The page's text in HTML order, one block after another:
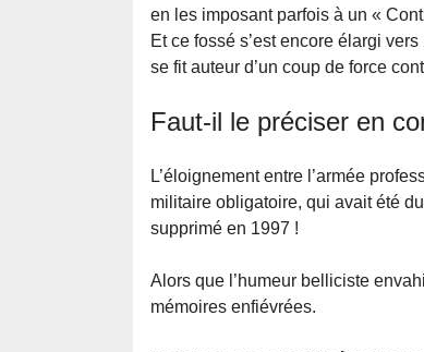
en les imposant parfois à un «
Et ce fossé s’est encore élargi
se fit auteur d’un coup de force
Faut-il le préciser en
L’éloignement entre l’armée
militaire obligatoire, qui avait été
supprimé en 1997 !
Alors que l’humeur belliciste
mémoires enfiévrées.